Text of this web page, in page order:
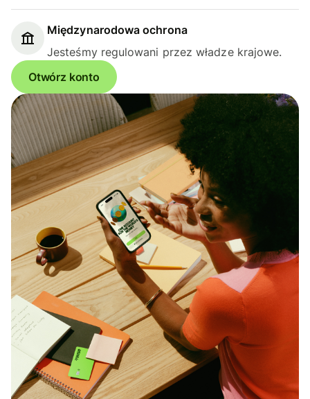
Międzynarodowa ochrona
Jesteśmy regulowani przez władze krajowe.
Otwórz konto